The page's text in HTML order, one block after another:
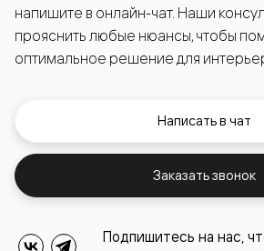
напишите в онлайн-чат. Наши
прояснить любые нюансы, чтобы
оптимальное решение для
Написать в чат
Заказать звонок
Подпишитесь на нас,